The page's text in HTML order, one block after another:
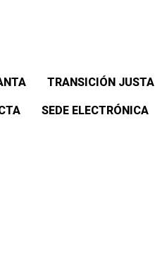
TRANSICIÓN JUSTA
SEDE ELECTRÓNICA